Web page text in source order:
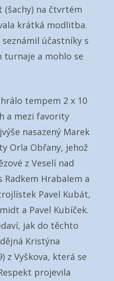
na čtvrtém
krátká modlitba.
účastníky s
turnaje a mohlo se
tempem 2 x 10
a mezi favority
nasazený Marek
Orla Obřany, jehož
z Veselí nad
Radkem Hrabalem a
Pavel Kubát,
a Pavel Kubíček.
jak do těchto
Kristýna
z Vyškova, která se
projevila